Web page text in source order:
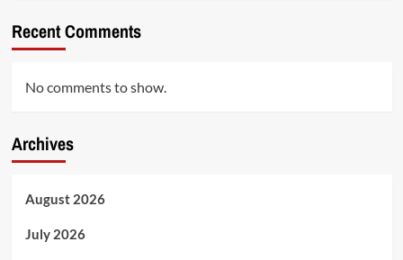
Recent Comments
No comments to show.
Archives
August 2026
July 2026